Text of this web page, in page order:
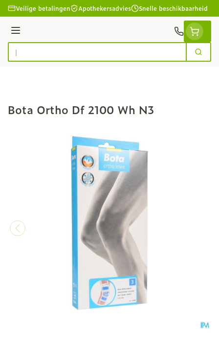
Ga naar de inhoud
Veilige betalingen Apothekersadvies Snelle beschikbaarheid
Menu
Product, merk, categorie...
Zoek
Bota Ortho Df 2100 Wh N3